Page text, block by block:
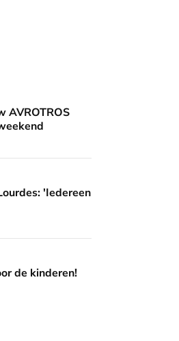
- en nog vier kijktips voor
AVROTROS
die hier komt, voelt zich beter'
'Iedereen
de kinderen!